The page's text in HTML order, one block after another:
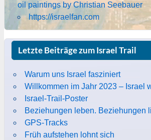
oil paintings by Christian Seebauer
https://israelfan.com
Letzte Beiträge zum Israel Trail
Warum uns Israel fasziniert
Willkommen im Jahr 2023 – Israel
Israel-Trail-Poster
Beziehungen leben. Beziehungen
GPS-Tracks
Früh aufstehen lohnt sich